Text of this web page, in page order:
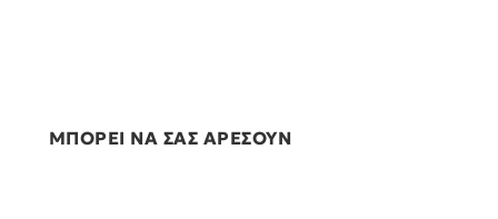
ΜΠΟΡΕΙ ΝΑ ΣΑΣ ΑΡΕΣΟΥΝ